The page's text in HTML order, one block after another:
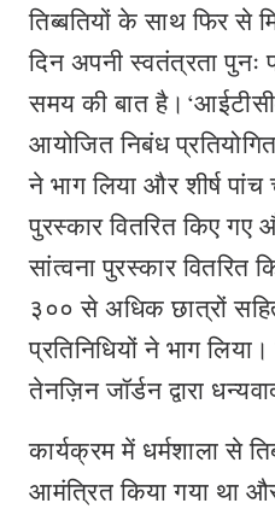
तिब्बतियों के साथ फिर से
दिन अपनी स्वतंत्रता
समय की बात
आयोजित निबंध
ने भाग लिया और शीर्ष
पुरस्कार वितरित किए गए
सांत्वना पुरस्कार वितरित
३०० से अधिक छात्रों
प्रतिनिधियों ने भाग
तेनज़िन जॉर्डन द्वारा
कार्यक्रम में धर्मशाला से
आमंत्रित किया गया था